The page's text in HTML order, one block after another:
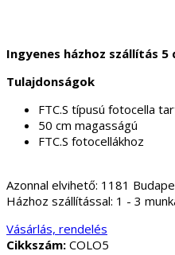
Ingyenes házhoz szállítás
Tulajdonságok
FTC.S típusú fotocella
50 cm magasságú
FTC.S fotocellákhoz
Azonnal elvihető: 1181
Házhoz szállítással: 1 - 3
Vásárlás, rendelés
Cikkszám: COLO5